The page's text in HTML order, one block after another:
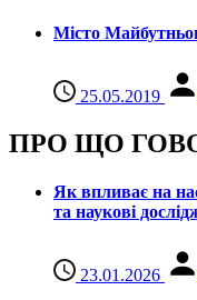
Місто
25.05.2019
ПРО ЩО
Як впливає на
та наукові
23.01.2026